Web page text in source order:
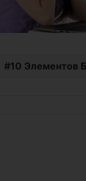
10 Элементов